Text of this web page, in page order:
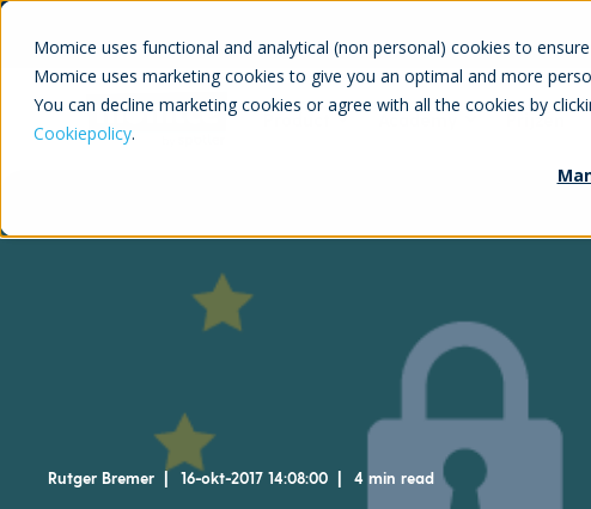
Momice uses functional and analytical (non personal) cookies to
Momice uses marketing cookies to give you an optimal and more
You can decline marketing cookies or agree with all the cookies by
Cookiepolicy.
Product Academy Prijzen
Rutger Bremer 16-okt-2017 14:08:00 4 min read